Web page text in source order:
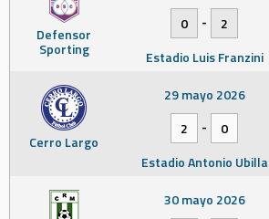
Defensor
Sporting
0 -
2
Estadio Luis Franzini
Cerro Largo
29 mayo 2026
2
-
0
Estadio Antonio Ubilla
30 mayo 2026